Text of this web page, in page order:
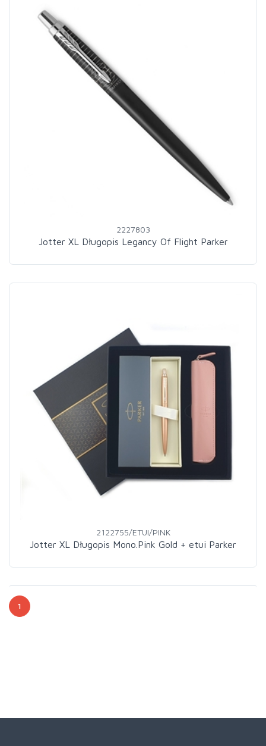
2227803
Jotter XL Długopis Legancy Of Flight Parker
2122755/ETUI/PINK
Jotter XL Długopis Mono.Pink Gold + etui Parker
1